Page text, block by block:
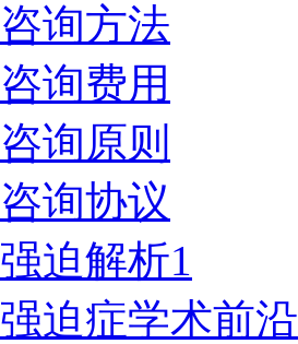
咨询方法
咨询费用
咨询原则
咨询协议
强迫解析1
强迫症学术前沿